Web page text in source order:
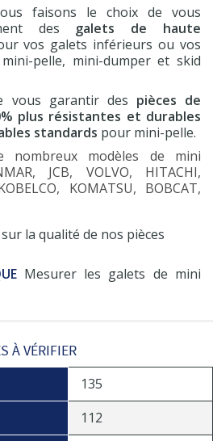
faisons le choix de vous
des galets de haute
vos galets inférieurs ou vos
pelle, mini-dumper et skid
vous garantir des pièces de
plus résistantes et durables
standards pour mini-pelle.
nombreux modèles de mini
JCB, VOLVO, HITACHI,
KOMATSU, BOBCAT,
sur la qualité de nos pièces
Mesurer les galets de mini
À VÉRIFIER
135
112